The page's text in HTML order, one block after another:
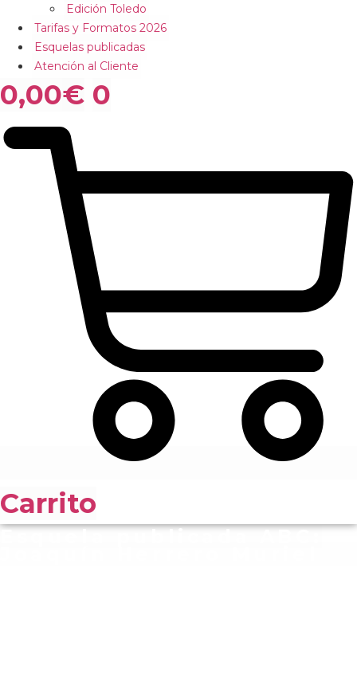
Edición Toledo
Tarifas y Formatos 2026
Esquelas publicadas
Atención al Cliente
0,00€ 0
Carrito